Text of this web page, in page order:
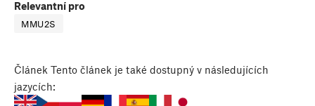
Relevantní pro
MMU2S
Článek Tento článek je také dostupný v následujících
jazycích: